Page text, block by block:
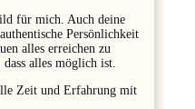
für mich. Auch deine
Persönlichkeit
alles erreichen zu
alles möglich ist.
Zeit und Erfahrung mit